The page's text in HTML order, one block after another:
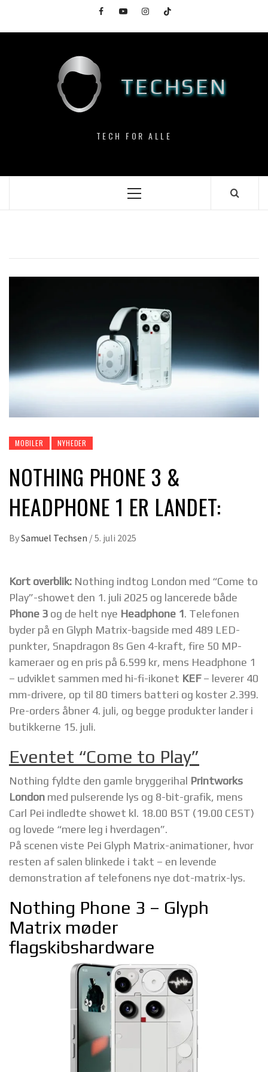
content
FacebookYouTubeInstagramTikTok
TECHSEN
TECH FOR ALLE
Primary
MOBILER NYHEDER
NOTHING PHONE 3 &
HEADPHONE 1 ER LANDET:
BySamuel Techsen /5. juli 2025
Kort overblik: Nothing indtog London med “Come to
Play”-showet den 1. juli 2025 og lancerede både
Phone 3 og de helt nye Headphone 1. Telefonen
byder på en Glyph Matrix-bagside med 489 LED-
punkter, Snapdragon 8s Gen 4-kraft, fire 50 MP-
kameraer og en pris på 6.599 kr, mens Headphone 1
– udviklet sammen med hi-fi-ikonet KEF– leverer 40
mm-drivere, op til 80 timers batteri og koster 2.399.
Pre-orders åbner 4. juli, og begge produkter lander i
butikkerne 15. juli.
Eventet “Come to Play”
Nothing fyldte den gamle bryggerihal Printworks
London med pulserende lys og 8-bit-grafik, mens
Carl Pei indledte showet kl. 18.00 BST (19.00 CEST)
og lovede “mere leg i hverdagen”.
På scenen viste Pei Glyph Matrix-animationer, hvor
resten af salen blinkede i takt – en levende
demonstration af telefonens nye dot-matrix-lys.
Nothing Phone 3 – Glyph
Matrix møder
flagskibshardware